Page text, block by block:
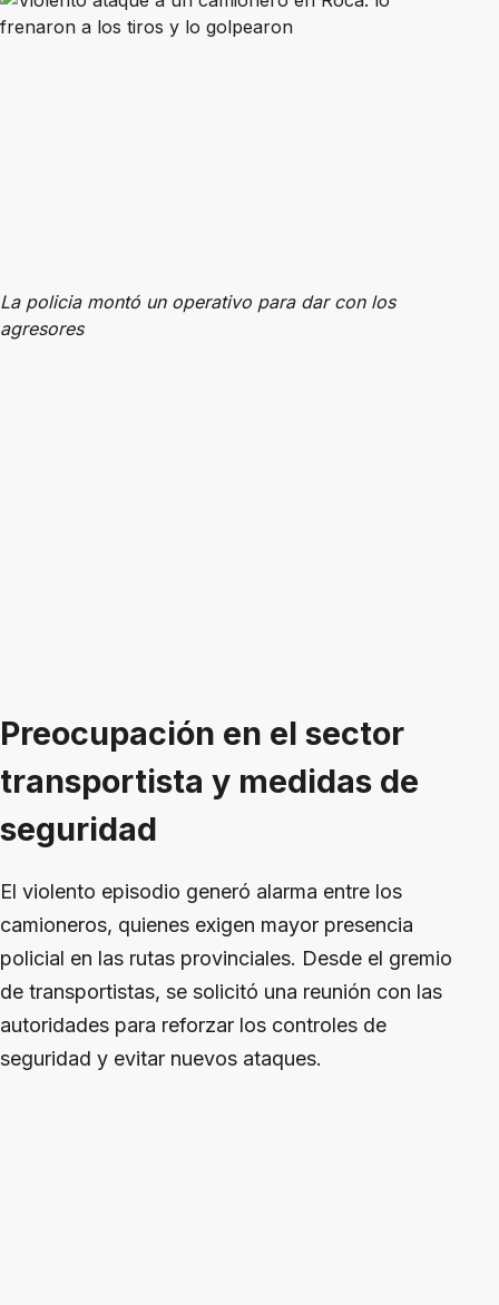
La policia montó un operativo para dar con los
agresores
Preocupación en el sector
transportista y medidas de
seguridad
El violento episodio generó alarma entre los
camioneros, quienes exigen mayor presencia
policial en las rutas provinciales. Desde el gremio
de transportistas, se solicitó una reunión con las
autoridades para reforzar los controles de
seguridad y evitar nuevos ataques.